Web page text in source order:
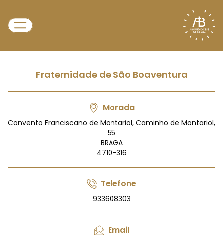
Fraternidade de São Boaventura
Morada
Convento Franciscano de Montariol, Caminho de Montariol,
55
BRAGA
4710-316
Telefone
933608303
Email